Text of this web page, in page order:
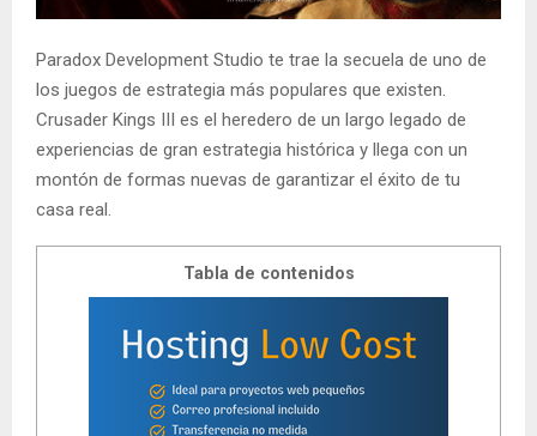
Paradox Development Studio te trae la secuela de uno de
los juegos de estrategia más populares que existen.
Crusader Kings III es el heredero de un largo legado de
experiencias de gran estrategia histórica y llega con un
montón de formas nuevas de garantizar el éxito de tu
casa real.
Tabla de contenidos